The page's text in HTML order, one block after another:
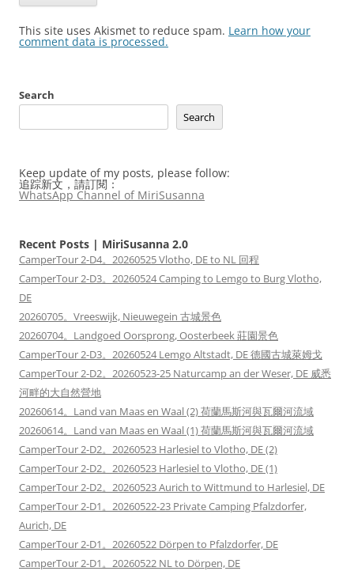
This site uses Akismet to reduce spam. Learn how your
comment data is processed.
Search
Search
Keep update of my posts, please follow:
追踪新文，請訂閱：
WhatsApp Channel of MiriSusanna
Recent Posts | MiriSusanna 2.0
CamperTour 2-D4。20260525 Vlotho, DE to NL 回程
CamperTour 2-D3。20260524 Camping to Lemgo to Burg Vlotho,
DE
20260705。Vreeswijk, Nieuwegein 古城景色
20260704。Landgoed Oorsprong, Oosterbeek 莊園景色
CamperTour 2-D3。20260524 Lemgo Altstadt, DE 德國古城萊姆戈
CamperTour 2-D2。20260523-25 Naturcamp an der Weser, DE 威悉
河畔的大自然營地
20260614。Land van Maas en Waal (2) 荷蘭馬斯河與瓦爾河流域
20260614。Land van Maas en Waal (1) 荷蘭馬斯河與瓦爾河流域
CamperTour 2-D2。20260523 Harlesiel to Vlotho, DE (2)
CamperTour 2-D2。20260523 Harlesiel to Vlotho, DE (1)
CamperTour 2-D2。20260523 Aurich to Wittmund to Harlesiel, DE
CamperTour 2-D1。20260522-23 Private Camping Pfalzdorfer,
Aurich, DE
CamperTour 2-D1。20260522 Dörpen to Pfalzdorfer, DE
CamperTour 2-D1。20260522 NL to Dörpen, DE